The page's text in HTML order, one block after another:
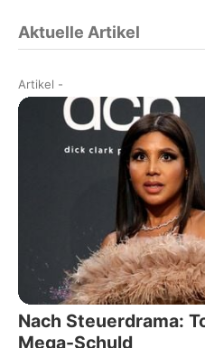
Aktuelle Artikel
Artikel -
Nach Steuerdrama:
Mega-Schuld